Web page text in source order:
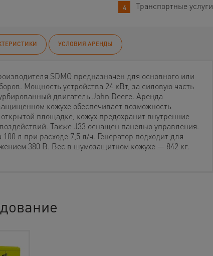
Транспортные услуги
УСЛОВИЯ АРЕНДЫ
SDMO предназначен для основного или
Мощность устройства 24 кВт, за силовую часть
двигатель John Deere. Аренда
кожухе обеспечивает возможность
площадке, кожух предохранит внутренние
Также J33 оснащен панелью управления.
л при расходе 7,5 л/ч. Генератор подходит для
380 В. Вес в шумозащитном кожухе — 842 кг.